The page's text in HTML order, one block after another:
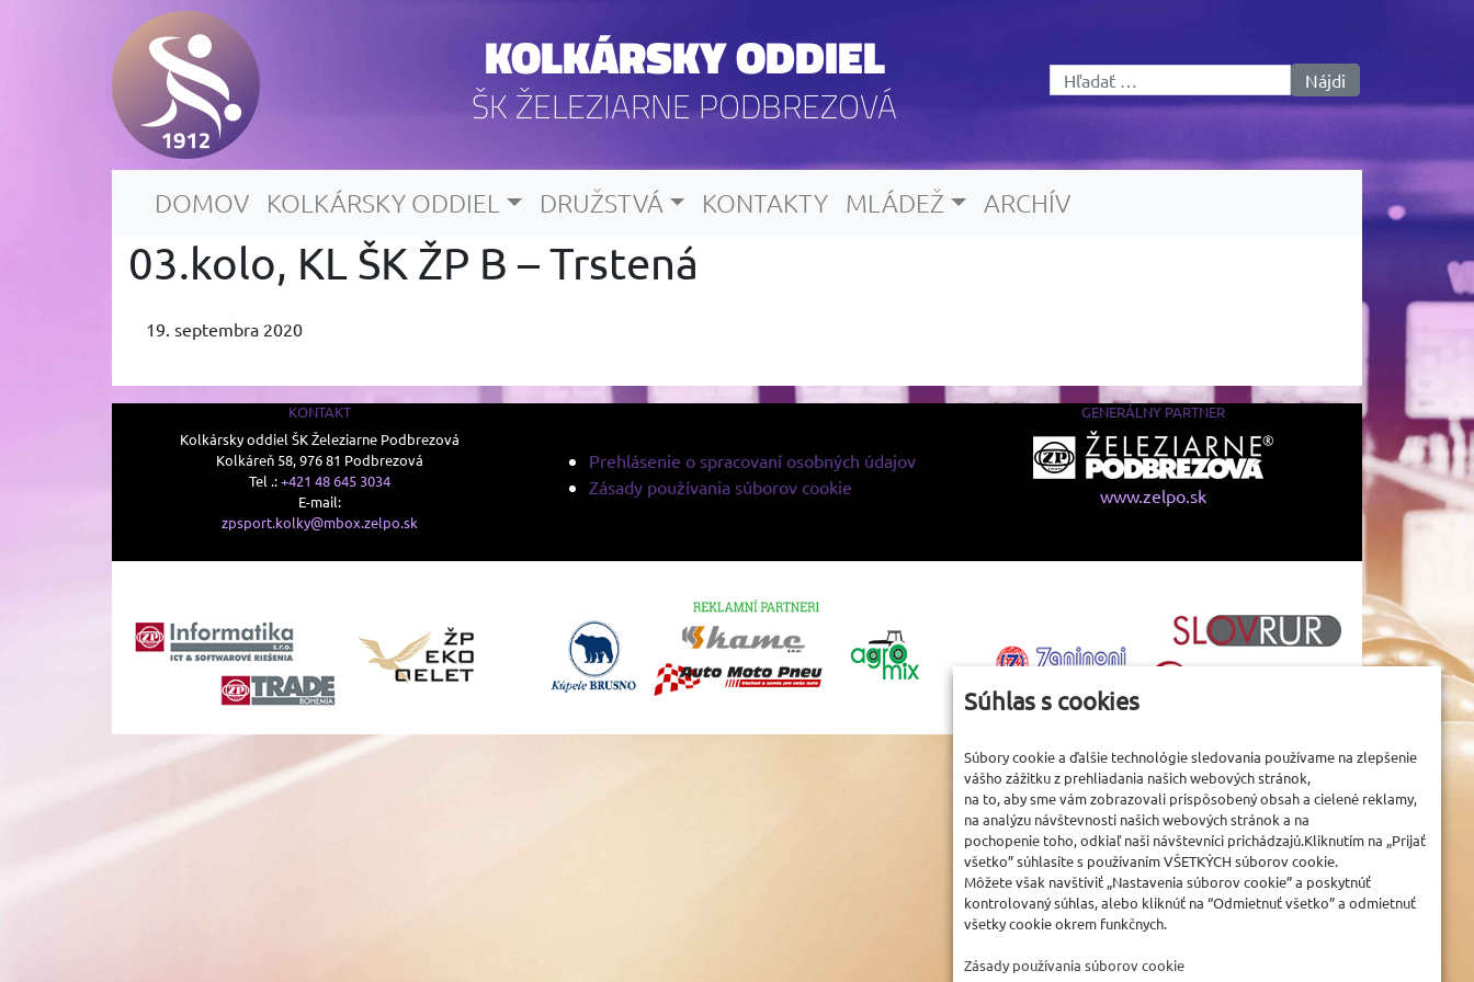
KOLKÁRSKY ODDIEL
ŠK ŽELEZIARNE PODBREZOVÁ Hľadať:
DOMOV KOLKÁRSKY ODDIEL DRUŽSTVÁ KONTAKTY MLÁDEŽ ARCHÍV
03.kolo, KL ŠK ŽP B – Trstená
19. septembra 2020
KONTAKT
Kolkársky oddiel ŠK Železiarne Podbrezová
Kolkáreň 58, 976 81 Podbrezová
Tel .:+421 48 645 3034
E-mail:
zpsport.kolky@mbox.zelpo.sk
Prehlásenie o spracovaní osobných údajov
Zásady používania súborov cookie
GENERÁLNY PARTNER
www.zelpo.sk
Súhlas s cookies
Súbory cookie a ďalšie technológie sledovania používame na zlepšenie
vášho zážitku z prehliadania našich webových stránok,
na to, aby sme vám zobrazovali prispôsobený obsah a cielené reklamy,
na analýzu návštevnosti našich webových stránok a na
pochopenie toho, odkiaľ naši návštevníci prichádzajú.Kliknutím na „Prijať
všetko” súhlasíte s používaním VŠETKÝCH súborov cookie.
Môžete však navštíviť „Nastavenia súborov cookie” a poskytnúť
kontrolovaný súhlas, alebo kliknúť na “Odmietnuť všetko” a odmietnuť
všetky cookie okrem funkčnych.
Zásady používania súborov cookie